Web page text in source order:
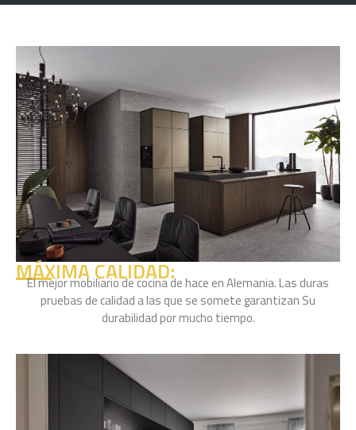
MÁXIMA CALIDAD:
El mejor mobiliario de cocina de hace en Alemania. Las duras
pruebas de calidad a las que se somete garantizan Su
durabilidad por mucho tiempo.